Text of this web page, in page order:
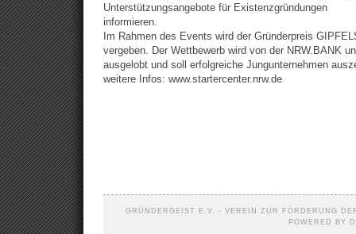
Unterstützungsangebote für Existenzgründungen
informieren.
Im Rahmen des Events wird der Gründerpreis
vergeben. Der Wettbewerb wird von der NRW.BANK
ausgelobt und soll erfolgreiche Jungunternehmen
weitere Infos: www.startercenter.nrw.de
GRÜNDERGEIST E.V. - VEREIN ZUR FÖRDERUNG
POWERED BY